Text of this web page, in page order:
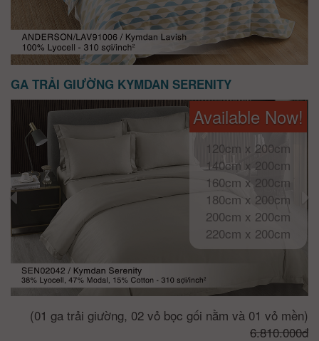
GA TRẢI GIƯỜNG KYMDAN SERENITY
Available Now!
120cm x 200cm
140cm x 200cm
160cm x 200cm
180cm x 200cm
200cm x 200cm
220cm x 200cm
(01 ga trải giường, 02 vỏ bọc gối nằm và 01 vỏ mền)
6.810.000đ